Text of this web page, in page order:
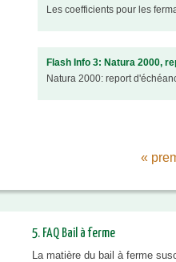
Les coefficients pour les
Flash Info 3: Natura 2000,
Natura 2000: report
«
5. FAQ Bail à ferme
La matière du bail à ferme